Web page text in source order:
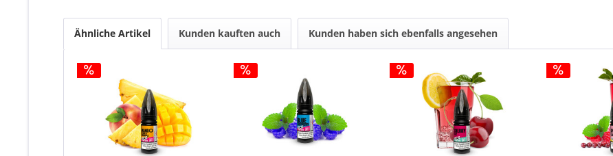
Ähnliche Artikel Kunden kauften auch Kunden haben sich ebenfalls angesehen